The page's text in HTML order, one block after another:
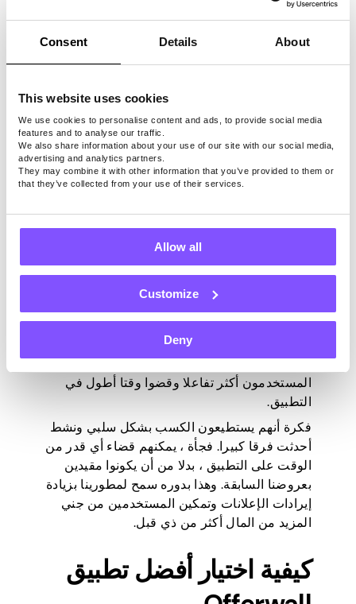
Consent Details About
This website uses cookies
We use cookies to personalise content and ads, to provide social media
features and to analyse our traffic.
We also share information about your use of our site with our social media,
advertising and analytics partners.
They may combine it with other information that you’ve provided to them or
that they’ve collected from your use of their services.
Allow all
Customize
Deny
تدفق مستمر للاستطلاعات.
مدفوعات سريعة.
قد تتطلب بعض العروض التحقق.
الاستراتيجيات التي أثبتت
جدواها: الاستخدام الناجح
لإعلانات Offerwall
، بالإضافة إلى إيرادات التطبيق. على سبيل المثال
، لاحظنا فرقا كبيرا بعد تنفيذ
شبكات إعلانات جدار العرض في تطبيقنا. أصبح
المستخدمون أكثر تفاعلا وقضوا وقتا أطول في
التطبيق.
فكرة أنهم يستطيعون الكسب بشكل سلبي ونشط
أحدثت فرقا كبيرا. فجأة ، يمكنهم قضاء أي قدر من
الوقت على التطبيق ، بدلا من أن يكونوا مقيدين
بعروضنا السابقة. وهذا بدوره سمح لمطورينا بزيادة
إيرادات الإعلانات وتمكين المستخدمين من جني
المزيد من المال أكثر من ذي قبل.
كيفية اختيار أفضل تطبيق